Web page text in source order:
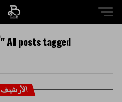
All posts tagged "ألو ايجيبت"
الأرشيف